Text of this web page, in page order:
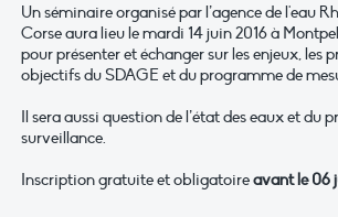
Un séminaire organisé par l’agence de l'eau
Corse aura lieu le mardi 14 juin 2016 à
pour présenter et échanger sur les enjeux, les
objectifs du SDAGE et du programme de
Il sera aussi question de l’état des eaux et du
surveillance.
Inscription gratuite et obligatoireavant le 06